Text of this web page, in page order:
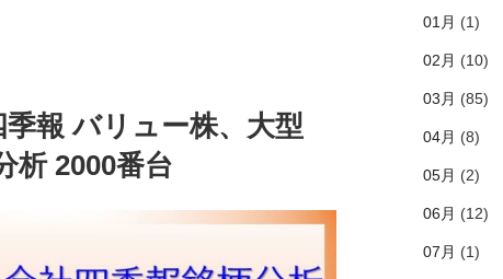
報 バリュー株、大型
2000番台
01月 (1)
02月 (10)
03月 (85)
04月 (8)
05月 (2)
06月 (12)
07月 (1)